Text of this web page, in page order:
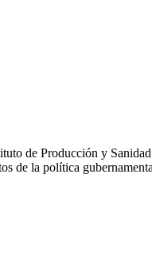
de Producción y
de la política